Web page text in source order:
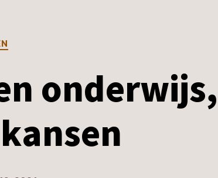
onderwijs,